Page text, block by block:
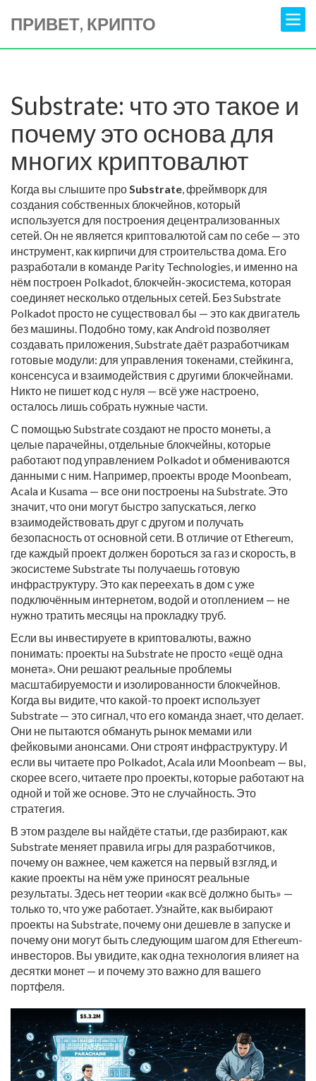
ПРИВЕТ, КРИПТО
Substrate: что это такое и
почему это основа для
многих криптовалют
Когда вы слышите проSubstrate,фреймворк для
создания собственных блокчейнов, который
используется для построения децентрализованных
сетей. Он не является криптовалютой сам по себе — это
инструмент, как кирпичи для строительства дома. Его
разработали в команде Parity Technologies, и именно на
нём построен Polkadot, блокчейн-экосистема, которая
соединяет несколько отдельных сетей. Без Substrate
Polkadot просто не существовал бы — это как двигатель
без машины. Подобно тому, как Android позволяет
создавать приложения, Substrate даёт разработчикам
готовые модули: для управления токенами, стейкинга,
консенсуса и взаимодействия с другими блокчейнами.
Никто не пишет код с нуля — всё уже настроено,
осталось лишь собрать нужные части.
С помощью Substrate создают не просто монеты, а
целые парачейны,отдельные блокчейны, которые
работают под управлением Polkadot и обмениваются
данными с ним. Например, проекты вроде Moonbeam,
Acala и Kusama — все они построены на Substrate. Это
значит, что они могут быстро запускаться, легко
взаимодействовать друг с другом и получать
безопасность от основной сети. В отличие от Ethereum,
где каждый проект должен бороться за газ и скорость, в
экосистеме Substrate ты получаешь готовую
инфраструктуру. Это как переехать в дом с уже
подключённым интернетом, водой и отоплением — не
нужно тратить месяцы на прокладку труб.
Если вы инвестируете в криптовалюты, важно
понимать: проекты на Substrate не просто «ещё одна
монета». Они решают реальные проблемы
масштабируемости и изолированности блокчейнов.
Когда вы видите, что какой-то проект использует
Substrate — это сигнал, что его команда знает, что делает.
Они не пытаются обмануть рынок мемами или
фейковыми анонсами. Они строят инфраструктуру. И
если вы читаете про Polkadot, Acala или Moonbeam — вы,
скорее всего, читаете про проекты, которые работают на
одной и той же основе. Это не случайность. Это
стратегия.
В этом разделе вы найдёте статьи, где разбирают, как
Substrate меняет правила игры для разработчиков,
почему он важнее, чем кажется на первый взгляд, и
какие проекты на нём уже приносят реальные
результаты. Здесь нет теории «как всё должно быть» —
только то, что уже работает. Узнайте, как выбирают
проекты на Substrate, почему они дешевле в запуске и
почему они могут быть следующим шагом для Ethereum-
инвесторов. Вы увидите, как одна технология влияет на
десятки монет — и почему это важно для вашего
портфеля.